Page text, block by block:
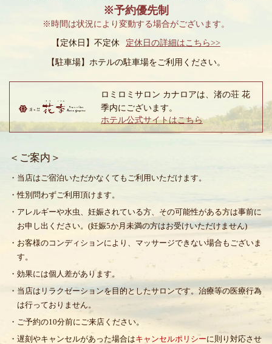
※予約優先制
※時間は状況により変動する場合がございます。
【定休日】不定休 定休日の詳細はこちら>>
【駐車場】 ホテルの駐車場をご利用ください。
ロミロミサロン カナロアは、渚の荘 花
季内にございます。
ホテル公式サイトはこちら
＜ご案内＞
・当店はご宿泊いただかなくてもご利用いただけます。
・性別問わずご利用頂けます。
・アレルギーや水虫、妊娠されている方、その可能性がある方は事前に
お申し出ください。(妊娠5か月未満の方はお受けいただけません)
・お客様のコンディションにより、マッサージできない場合もございま
す。
・効果には個人差があります。
・当店はリラクゼーションを目的としたサロンです。治療等の医療行為
は行っておりません。
・ご予約の10分前にご来店ください。
・遅刻やキャンセルがあった場合はキャンセルポリシーに則り対応させ